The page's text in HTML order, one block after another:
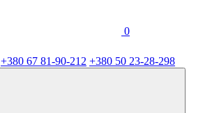
0
+380 67 81-90-212 +380 50 23-28-298